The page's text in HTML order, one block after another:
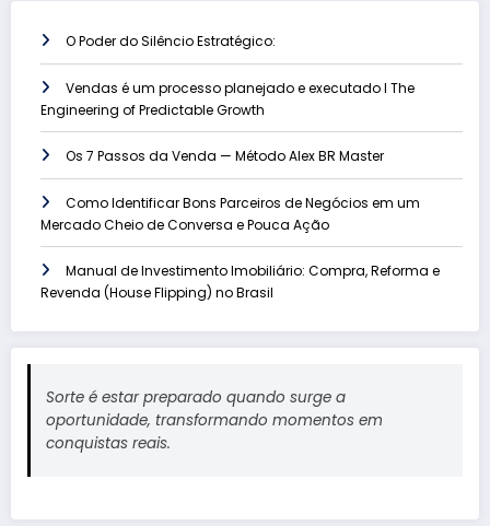
O Poder do Silêncio Estratégico:
Vendas é um processo planejado e executado l The
Engineering of Predictable Growth
Os 7 Passos da Venda — Método Alex BR Master
Como Identificar Bons Parceiros de Negócios em um
Mercado Cheio de Conversa e Pouca Ação
Manual de Investimento Imobiliário: Compra, Reforma e
Revenda (House Flipping) no Brasil
Sorte é estar preparado quando surge a
oportunidade, transformando momentos em
conquistas reais.